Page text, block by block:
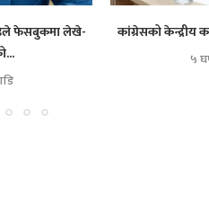
फेसबुकमा लेखे-
कांग्रेसको
५